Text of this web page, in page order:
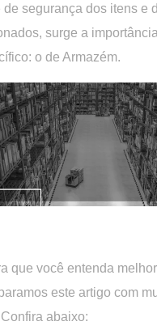
de segurança dos itens e
surge a
o de Armazém.
que você entenda
este artigo com
abaixo: